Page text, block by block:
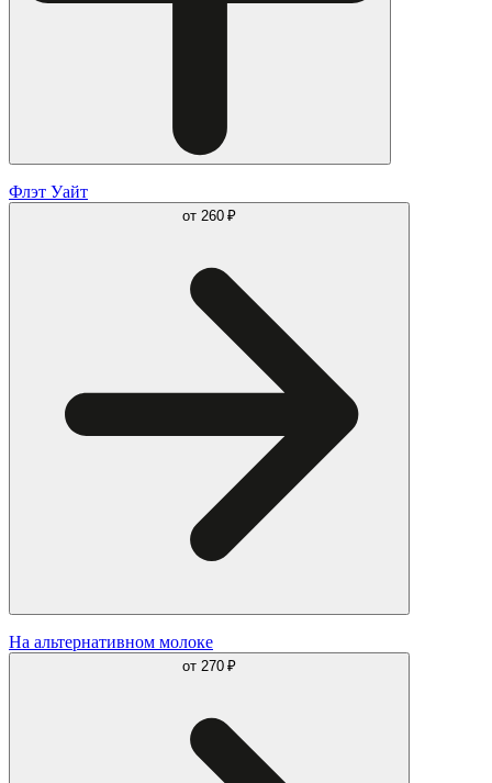
Флэт Уайт
от 260 ₽
На альтернативном молоке
от 270 ₽